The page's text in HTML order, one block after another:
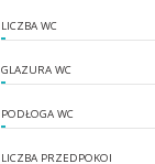
LICZBA WC
GLAZURA WC
PODŁOGA WC
LICZBA PRZEDPOKOI